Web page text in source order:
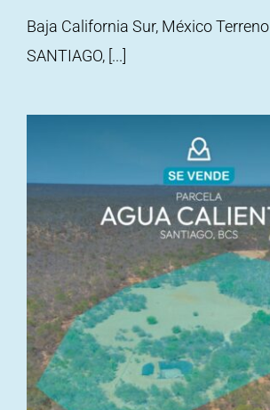
Baja California Sur, México
SANTIAGO, [...]